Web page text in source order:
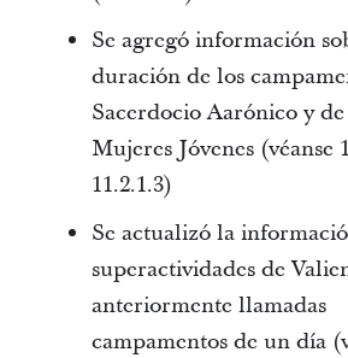
Se agregó información
duración de los
Sacerdocio Aarónico y
Mujeres Jóvenes (véanse
11.2.1.3)
Se actualizó la
superactividades de
anteriormente llamadas
campamentos de un día